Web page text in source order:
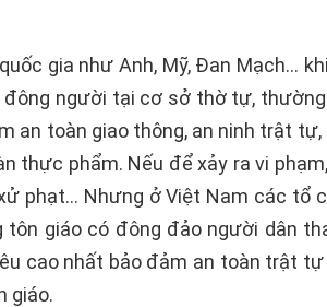
gia như Anh, Mỹ, Ðan Mạch…
người tại cơ sở thờ tự,
an toàn giao thông, an ninh trật tự,
thực phẩm. Nếu để xảy ra vi
phạt… Nhưng ở Việt Nam các tổ
giáo có đông đảo người dân
cao nhất bảo đảm an toàn trật tự
giáo.